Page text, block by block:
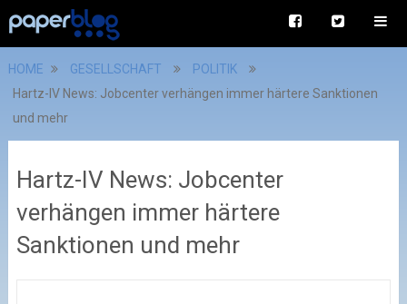
HOME GESELLSCHAFT
POLITIK
Hartz-IV News: Jobcenter verhängen immer härtere Sanktionen
und mehr
Hartz-IV News: Jobcenter
verhängen immer härtere
Sanktionen und mehr